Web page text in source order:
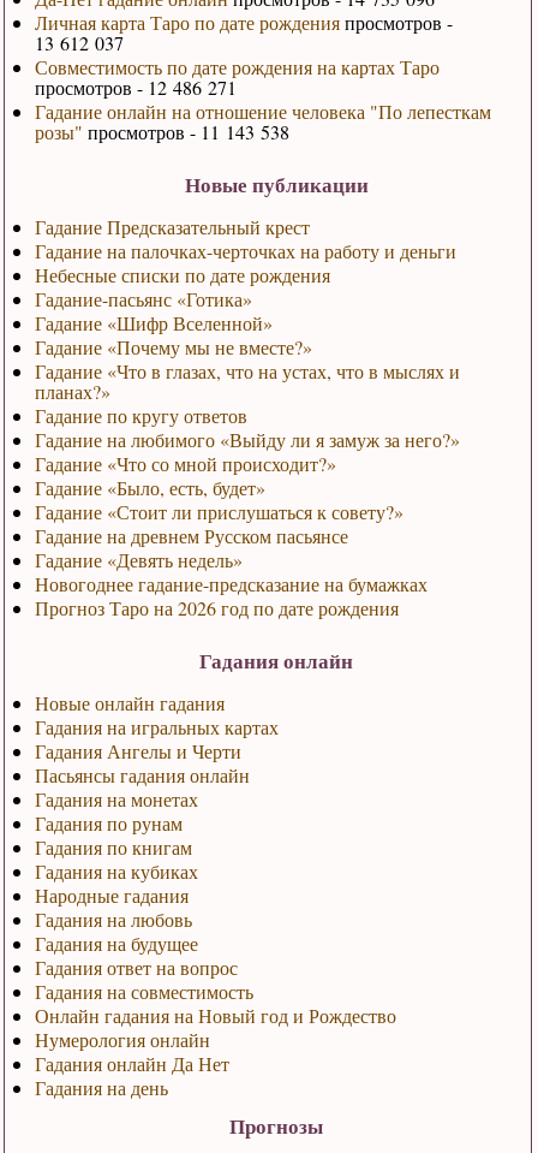
Личная карта Таро по дате рожденияпросмотров -
13 612 037
Совместимость по дате рождения на картах Таро
просмотров - 12 486 271
Гадание онлайн на отношение человека "По лепесткам
розы" просмотров - 11 143 538
Новые публикации
Гадание Предсказательный крест
Гадание на палочках-черточках на работу и деньги
Небесные списки по дате рождения
Гадание-пасьянс «Готика»
Гадание «Шифр Вселенной»
Гадание «Почему мы не вместе?»
Гадание «Что в глазах, что на устах, что в мыслях и
планах?»
Гадание по кругу ответов
Гадание на любимого «Выйду ли я замуж за него?»
Гадание «Что со мной происходит?»
Гадание «Было, есть, будет»
Гадание «Стоит ли прислушаться к совету?»
Гадание на древнем Русском пасьянсе
Гадание «Девять недель»
Новогоднее гадание-предсказание на бумажках
Прогноз Таро на 2026 год по дате рождения
Гадания онлайн
Новые онлайн гадания
Гадания на игральных картах
Гадания Ангелы и Черти
Пасьянсы гадания онлайн
Гадания на монетах
Гадания по рунам
Гадания по книгам
Гадания на кубиках
Народные гадания
Гадания на любовь
Гадания на будущее
Гадания ответ на вопрос
Гадания на совместимость
Онлайн гадания на Новый год и Рождество
Нумерология онлайн
Гадания онлайн Да Нет
Гадания на день
Прогнозы